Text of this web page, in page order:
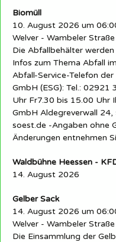
Biomüll
10. August 2026 um
Welver - Wambeler Straße
Die Abfallbehälter
Infos zum Thema Abfall
Abfall-Service-Telefon
GmbH (ESG): Tel.:
Uhr Fr7.30 bis 15.00 Uhr
GmbH Aldegreverwall
soest.de -Angaben ohne
Änderungen entnehmen
Waldbühne Heessen -
14. August 2026
Gelber Sack
14. August 2026 um
Welver - Wambeler Straße
Die Einsammlung der